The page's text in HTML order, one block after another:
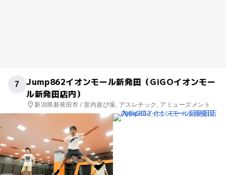
7
Jump862イオンモール新発田（GiGOイオンモー
ル新発田店内）
新潟県新発田市 / 室内遊び場, アスレチック, アミューズメント